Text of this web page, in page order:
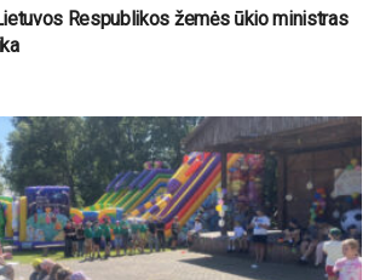
Respublikos žemės ūkio ministras